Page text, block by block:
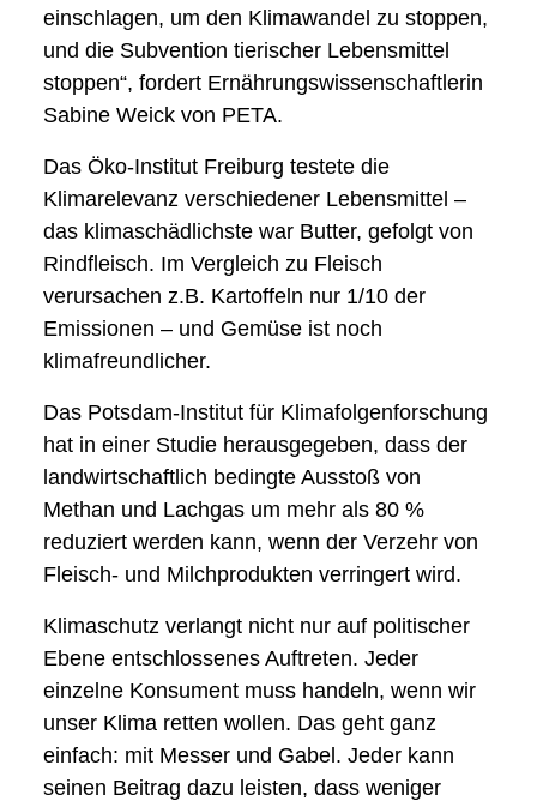
einschlagen, um den Klimawandel zu stoppen,
und die Subvention tierischer Lebensmittel
stoppen“, fordert Ernährungswissenschaftlerin
Sabine Weick von PETA.
Das Öko-Institut Freiburg testete die
Klimarelevanz verschiedener Lebensmittel –
das klimaschädlichste war Butter, gefolgt von
Rindfleisch. Im Vergleich zu Fleisch
verursachen z.B. Kartoffeln nur 1/10 der
Emissionen – und Gemüse ist noch
klimafreundlicher.
Das Potsdam-Institut für Klimafolgenforschung
hat in einer Studie herausgegeben, dass der
landwirtschaftlich bedingte Ausstoß von
Methan und Lachgas um mehr als 80 %
reduziert werden kann, wenn der Verzehr von
Fleisch- und Milchprodukten verringert wird.
Klimaschutz verlangt nicht nur auf politischer
Ebene entschlossenes Auftreten. Jeder
einzelne Konsument muss handeln, wenn wir
unser Klima retten wollen. Das geht ganz
einfach: mit Messer und Gabel. Jeder kann
seinen Beitrag dazu leisten, dass weniger